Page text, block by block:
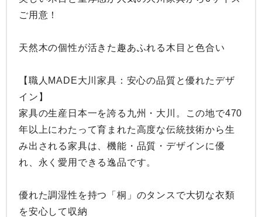
ご用意！
天然木の個性が活きた趣あふれる木目と色合い
【職人MADE大川家具：安心の品質と優れたデザ
イン】
家具の生産日本一を誇る九州・大川。この地で470
年以上にわたって育まれた高度な伝統技術から生
み出される家具は、機能・品質・デザインに優
れ、永く愛用できる逸品です。
優れた調湿性を持つ「桐」のタンスで大切な衣類
を安心して収納